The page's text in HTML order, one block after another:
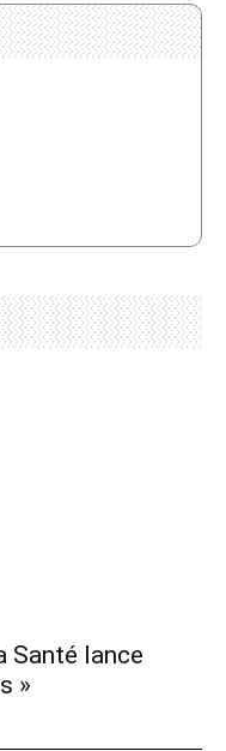
Santé lance
»